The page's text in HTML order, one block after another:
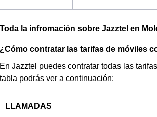
Toda la infromación sobre Jazztel en
¿Cómo contratar las tarifas de móviles
En Jazztel puedes contratar todas las
tabla podrás ver a continuación:
LLAMADAS